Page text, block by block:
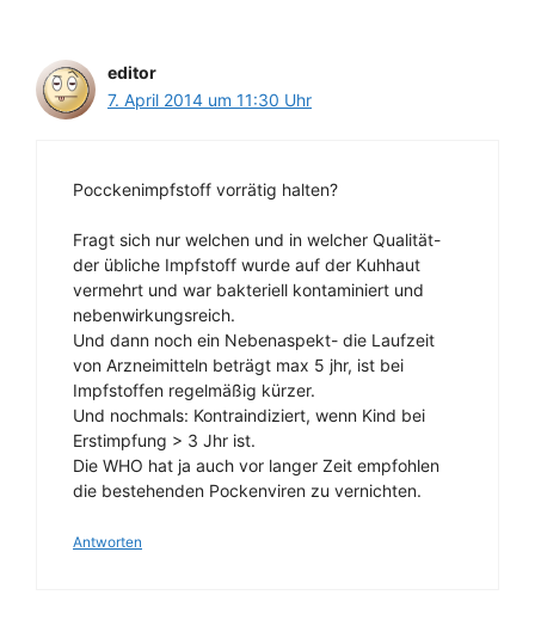
editor
7. April 2014 um 11:30 Uhr
Pocckenimpfstoff vorrätig halten?
Fragt sich nur welchen und in welcher Qualität-
der übliche Impfstoff wurde auf der Kuhhaut
vermehrt und war bakteriell kontaminiert und
nebenwirkungsreich.
Und dann noch ein Nebenaspekt- die Laufzeit
von Arzneimitteln beträgt max 5 jhr, ist bei
Impfstoffen regelmäßig kürzer.
Und nochmals: Kontraindiziert, wenn Kind bei
Erstimpfung > 3 Jhr ist.
Die WHO hat ja auch vor langer Zeit empfohlen
die bestehenden Pockenviren zu vernichten.
Antworten